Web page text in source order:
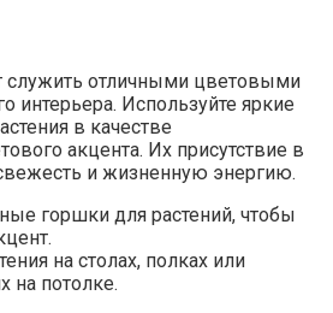
служить отличными цветовыми
интерьера. Используйте яркие
в качестве
акцента. Их присутствие в
и жизненную энергию.
горшки для растений, чтобы
на столах, полках или
на потолке.